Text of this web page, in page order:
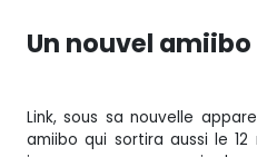
Un nouvel amiibo
Link, sous sa nouvelle
amiibo qui sortira aussi le